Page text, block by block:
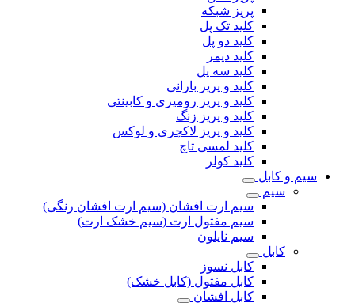
پریز شبکه
کلید تک پل
کلید دو پل
کلید دیمر
کلید سه پل
کلید و پریز بارانی
کلید و پریز رومیزی و کابینتی
کلید و پریز زنگ
کلید و پریز لاکچری و لوکس
کلید لمسی تاچ
کلید کولر
سیم و کابل
سیم
سیم ارت افشان (سیم ارت افشان رنگی)
سیم مفتول ارت (سیم خشک ارت)
سیم نایلون
کابل
کابل نسوز
کابل مفتول (کابل خشک)
کابل افشان